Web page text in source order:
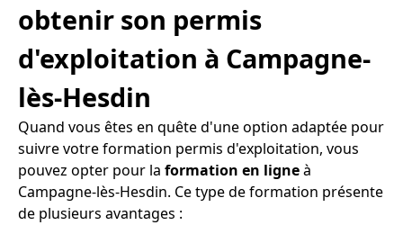
obtenir son permis
d'exploitation à Campagne-
lès-Hesdin
Quand vous êtes en quête d'une option adaptée pour
suivre votre formation permis d'exploitation, vous
pouvez opter pour la formation en ligneà
Campagne-lès-Hesdin. Ce type de formation présente
de plusieurs avantages :